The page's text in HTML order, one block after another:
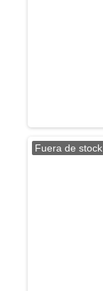
Fuera de stock